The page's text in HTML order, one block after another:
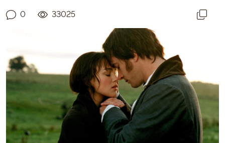
0 33025